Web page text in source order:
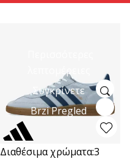
λεπτομέρειες
Συγκρίνετε
Brzi Pregled
Διαθέσιμα χρώματα:3